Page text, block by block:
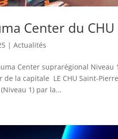
Center du
|Actualités
Center suprarégional
la capitale LE CHU Saint-
1) par la...